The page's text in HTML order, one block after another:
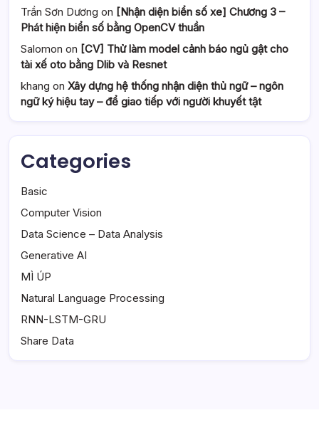
Trần Sơn Dương on [Nhận diện biển số xe] Chương 3 –
Phát hiện biển số bằng OpenCV thuần
Salomon on [CV] Thử làm model cảnh báo ngủ gật cho
tài xế oto bằng Dlib và Resnet
khang on Xây dựng hệ thống nhận diện thủ ngữ – ngôn
ngữ ký hiệu tay – để giao tiếp với người khuyết tật
Categories
Basic
Computer Vision
Data Science – Data Analysis
Generative AI
MÌ ÚP
Natural Language Processing
RNN-LSTM-GRU
Share Data